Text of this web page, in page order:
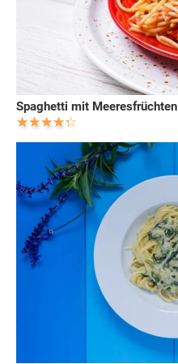
Spaghetti mit Meeresfrüchten